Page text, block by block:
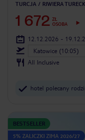
TURCJA RIWIERA
1 672 ZŁ
OSOBA
12.12.2026 -
Katowice (10:05)
All Inclusive
hotel polecany
BESTSELLER
5% ZALICZKI ZIMA 2026/27